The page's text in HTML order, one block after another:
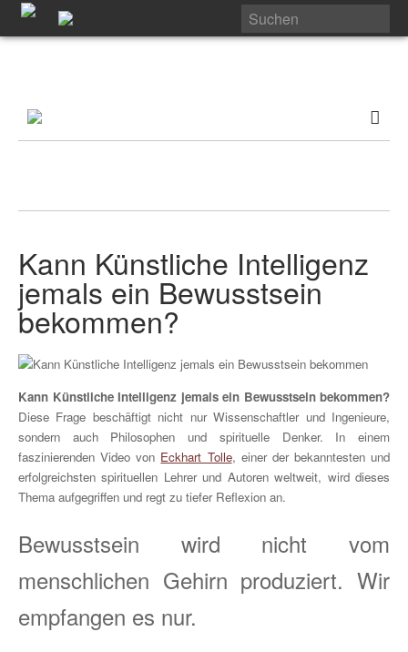
Kann Künstliche Intelligenz
jemals ein Bewusstsein
bekommen?
Kann Künstliche Intelligenz jemals ein Bewusstsein bekommen?
Diese Frage beschäftigt nicht nur Wissenschaftler und Ingenieure,
sondern auch Philosophen und spirituelle Denker. In einem
faszinierenden Video von Eckhart Tolle, einer der bekanntesten und
erfolgreichsten spirituellen Lehrer und Autoren weltweit, wird dieses
Thema aufgegriffen und regt zu tiefer Reflexion an.
Bewusstsein wird nicht vom
menschlichen Gehirn produziert. Wir
empfangen es nur.